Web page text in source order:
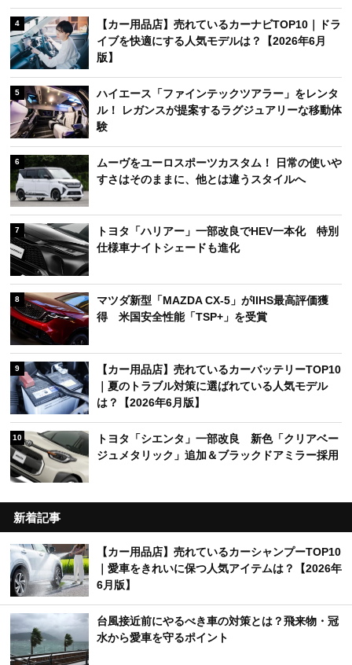
4
【カー用品店】売れているカーナビTOP10｜ドラ
イブを快適にする人気モデルは？【2026年6月
版】
5
ハイエース「ファインテックツアラー」をレンタ
ル！ レガンスが提案するラグジュアリーな移動体
験
6
ムーヴをユーロスポーツカスタム！ 日常の使いや
すさはそのままに、他とは違うスタイルへ
7
トヨタ「ハリアー」一部改良でHEV一本化 特別
仕様車ナイトシェードも進化
8
マツダ新型「MAZDA CX-5」がIIHS最高評価獲
得 米国安全性能「TSP+」を受賞
9
【カー用品店】売れているカーバッテリーTOP10
｜夏のトラブル対策に選ばれている人気モデル
は？【2026年6月版】
10
トヨタ「シエンタ」一部改良 新色「クリアベー
ジュメタリック」追加＆ブラックドアミラー採用
新着記事
【カー用品店】売れているカーシャンプーTOP10
｜愛車をきれいに保つ人気アイテムは？【2026年
6月版】
台風接近前にやるべき車の対策とは？飛来物・冠
水から愛車を守るポイント